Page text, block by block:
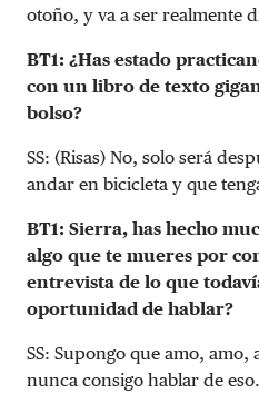
otoño, y va a ser realmente
BT1: ¿Has estado
con un libro de texto
bolso?
SS: (Risas) No, solo será
andar en bicicleta y que
BT1: Sierra, has hecho
algo que te mueres por
entrevista de lo que
oportunidad de hablar?
SS: Supongo que amo, amo,
nunca consigo hablar de